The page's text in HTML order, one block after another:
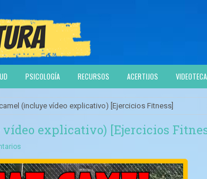
PSICOLOGÍA RECURSOS ACERTIJOS VIDEOTECA
(incluye vídeo explicativo) [Ejercicios Fitness]
explicativo) [Ejercicios